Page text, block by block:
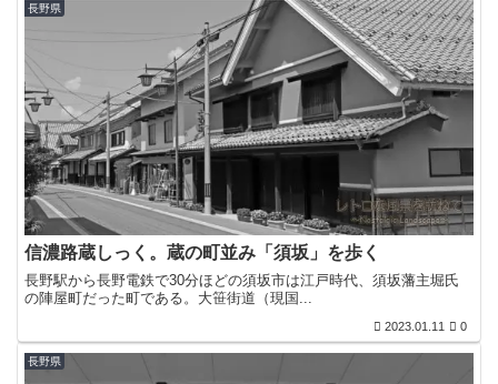
長野県
信濃路蔵しっく。蔵の町並み「須坂」を歩く
長野駅から長野電鉄で30分ほどの須坂市は江戸時代、須坂藩主堀氏
の陣屋町だった町である。大笹街道（現国...
2023.01.11 0
長野県